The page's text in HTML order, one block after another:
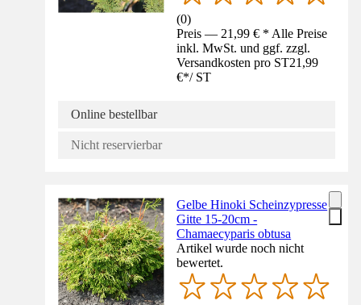
(0)
Preis — 21,99 € * Alle Preise
inkl. MwSt. und ggf. zzgl.
Versandkosten pro ST21,99
€*/ ST
Online bestellbar
Nicht reservierbar
Gelbe Hinoki Scheinzypresse
Gitte 15-20cm -
Chamaecyparis obtusa
Artikel wurde noch nicht
bewertet.